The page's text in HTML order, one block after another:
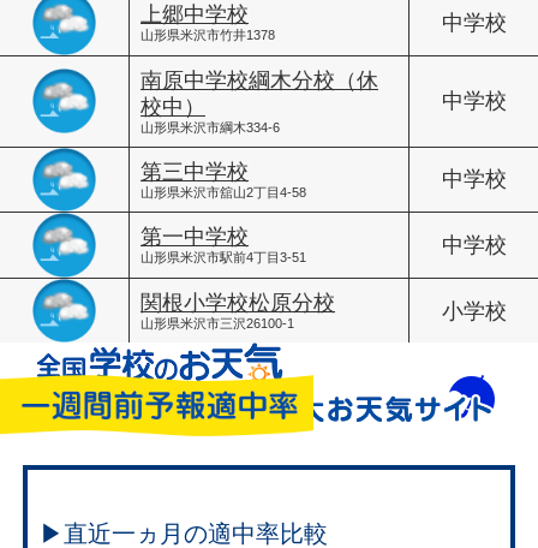
上郷中学校
山形県米沢市竹井1378
中学校
南原中学校綱木分校（休
校中）
山形県米沢市綱木334-6
中学校
第三中学校
山形県米沢市舘山2丁目4-58
中学校
第一中学校
山形県米沢市駅前4丁目3-51
中学校
関根小学校松原分校
山形県米沢市三沢26100-1
小学校
▶直近一ヵ月の適中率比較